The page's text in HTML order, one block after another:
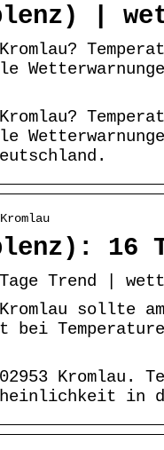
|
16
Trend |
sollte
bei
Kromlau.
in